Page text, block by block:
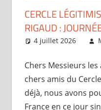
CERCLE
RIGAUD :
4 juillet 2026
Chers Messieurs
chers amis du
déjà, nous avons
France en ce jour